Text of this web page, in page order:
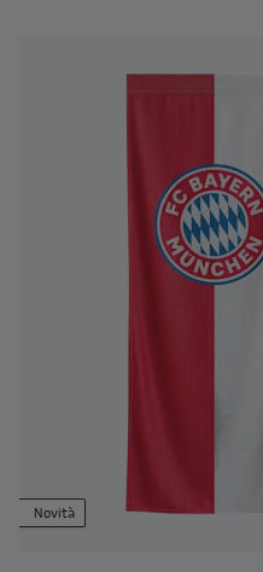
Novità